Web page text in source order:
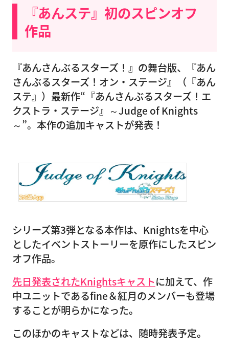
『あんステ』初のスピンオフ
作品
『あんさんぶるスターズ！』の舞台版、『あん
さんぶるスターズ！オン・ステージ』（『あん
ステ』）最新作“『あんさんぶるスターズ！エ
クストラ・ステージ』～Judge of Knights
～”。本作の追加キャストが発表！
シリーズ第3弾となる本作は、Knightsを中心
としたイベントストーリーを原作にしたスピン
オフ作品。
先日発表されたKnightsキャストに加えて、作
中ユニットであるfine＆紅月のメンバーも登場
することが明らかになった。
このほかのキャストなどは、随時発表予定。